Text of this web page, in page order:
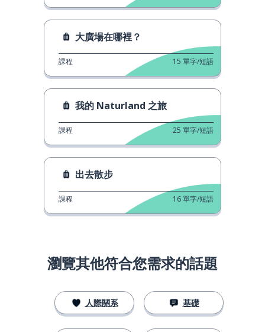
大廣場在哪裡？
課程 15 單字/短語
我的 Naturland 之旅
課程 25 單字/短語
出去散步
課程 16單字/短語
瀏覽其他符合您需求的話題
人際關系 基礎